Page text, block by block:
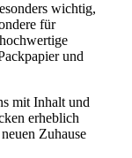
wichtig,
für
und
mit Inhalt und
erheblich
Zuhause